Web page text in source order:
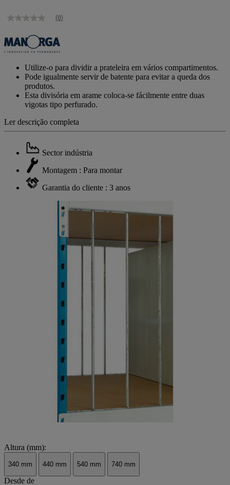
Sem
de
classificação
Link
mesma
página.
(0)
Utilize-o para dividir a prateleira em vários compartimentos.
Pode igualmente servir de batente para evitar a queda dos
produtos.
Esta divisória em arame coloca-se fácilmente entre duas
vigotas tipo perfurado.
Ler descrição completa
Sector indústria
Montagem : Para montar
Garantia do cliente : 3 anos
Altura (mm):
340 mm 440 mm 540 mm 740 mm
Desde de